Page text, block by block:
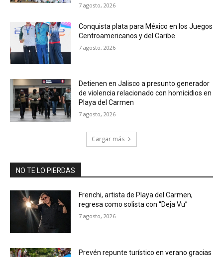
7 agosto, 2026
Conquista plata para México en los Juegos
Centroamericanos y del Caribe
7 agosto, 2026
Detienen en Jalisco a presunto generador
de violencia relacionado con homicidios en
Playa del Carmen
7 agosto, 2026
Cargar más
NO TE LO PIERDAS
Frenchi, artista de Playa del Carmen,
regresa como solista con “Deja Vu”
7 agosto, 2026
Prevén repunte turístico en verano gracias